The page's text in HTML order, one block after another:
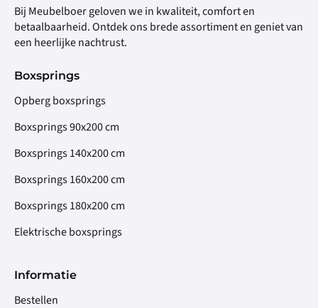
Bij Meubelboer geloven we in kwaliteit, comfort en
betaalbaarheid. Ontdek ons brede assortiment en geniet van
een heerlijke nachtrust.
Informatie
Bestellen
Boxsprings
Opberg boxsprings
Boxsprings 90x200 cm
Boxsprings 140x200 cm
Boxsprings 160x200 cm
Boxsprings 180x200 cm
Elektrische boxsprings